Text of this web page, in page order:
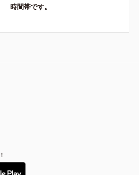
時間帯です。